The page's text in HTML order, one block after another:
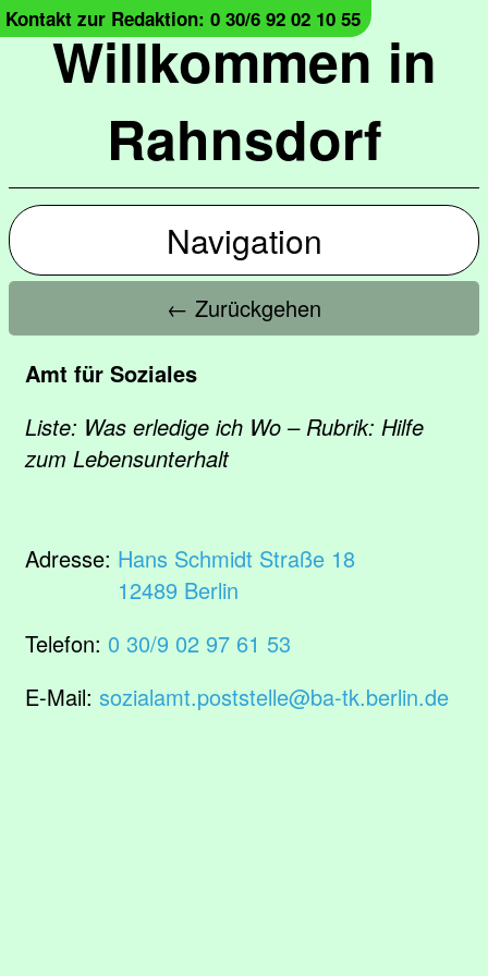
Willkommen in
Rahnsdorf
Kontakt zur Redaktion: 0 30/6 92 02 10 55
Navigation
← Zurückgehen
Amt für Soziales
Liste: Was erledige ich Wo – Rubrik: Hilfe
zum Lebensunterhalt
Adresse: Hans Schmidt Straße 18
12489 Berlin
Telefon: 0 30/9 02 97 61 53
E-Mail: sozialamt.poststelle@ba-tk.berlin.de